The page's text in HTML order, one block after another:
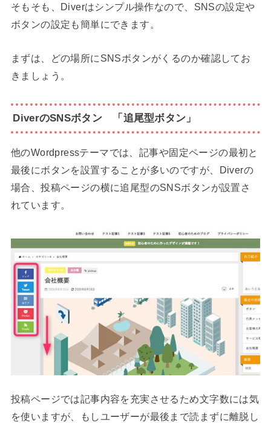
そもそも、Diverはシンプル操作なので、SNSの設定や
ボタンの設定も簡単にできます。
まずは、どの場所にSNSボタンがくるのか確認してお
きましょう。
DiverのSNSボタン 「追尾型ボタン」
他のWordpressテーマでは、記事や固定ページの最初と
最後にボタンを設置することが多いのですが、Diverの
場合、投稿ページの横に追尾型のSNSボタンが設置さ
れています。
投稿ページでは記事内容を充実させるため文字数には気
を使いますが、もしユーザーが最後まで読まずに離脱し